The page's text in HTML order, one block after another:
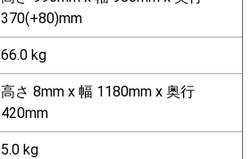
370(+80)mm
66.0 kg
高さ 8mm x 幅 1180mm x 奥行
420mm
5.0 kg